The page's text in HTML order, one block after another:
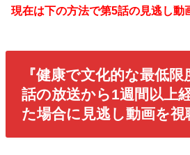
現在は下の方法で第5話の見逃し動
『健康で文化的な最低
話の放送から1週間以上
た場合に見逃し動画を視